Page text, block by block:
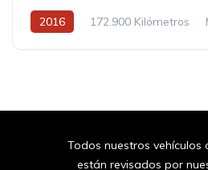
2016 172.900 Kilómetros
Todos nuestros vehículos
están revisados por